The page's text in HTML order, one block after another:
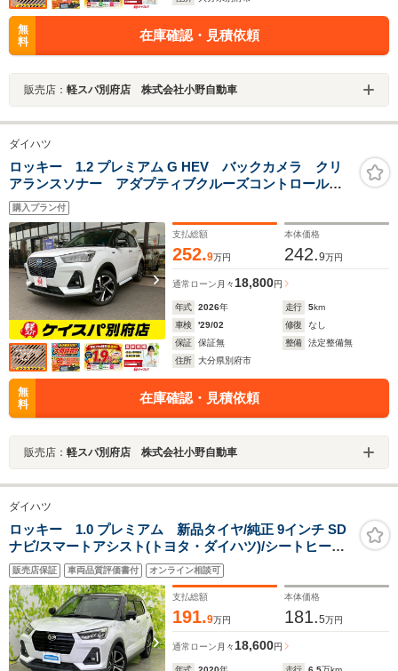
無
料
在庫確認・見積依頼
販売店： 軽スパ別府店 株式会社小野自動車
ダイハツ
ロッキー 1.2 プレミアム G HEV バックカメラ クリ
アランスソナー アダプティブクルーズコントロール
レーンアシスト 衝突被害軽減システム LEDヘッドラ
ンプ アルミホイール スマートキー アイドリングス
トップ 電動格納ミラー
購入プラン付
支払総額
252.9万円
本体価格
242.9万円
通常ローン 月々 18,800円
年式 2026年 走行 5km
車検
'29/02 修復
なし
保証
保証無 整備
法定整備無
住所
大分県別府市
無
料
在庫確認・見積依頼
販売店： 軽スパ別府店 株式会社小野自動車
ダイハツ
ロッキー 1.0 プレミアム 新品タイヤ/純正 9インチ SD
ナビ/スマートアシスト(トヨタ・ダイハツ)/シートヒータ
ー 前席/パノラマモニター/シート ハーフレザー/ドライブ
レコーダー 純正/ヘッドランプ LED
販売店保証 車両品質評価書付 オンライン相談可
支払総額
191.9万円
本体価格
181.5万円
通常ローン 月々 18,600円